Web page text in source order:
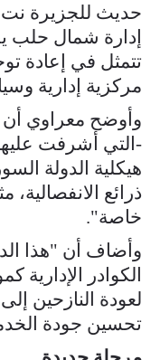
حديث للجزيرة
إدارة شمال حلب
تتمثل في إعادة
مركزية إدارية
وأوضح معراوي
-التي أشرفت
هيكلية الدولة
ذرائع
خاصة".
وأضاف أن "هذا
الكوادر
لعودة النازحين
تحسين جودة